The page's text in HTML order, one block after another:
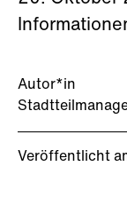
Autor*in
Veröffentlicht